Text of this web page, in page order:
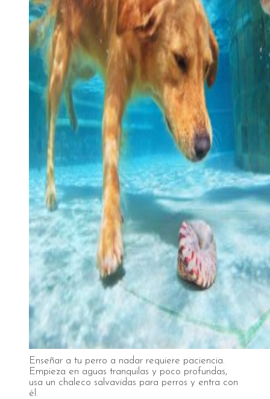
Enseñar a tu perro a nadar requiere paciencia.
Empieza en aguas tranquilas y poco profundas,
usa un chaleco salvavidas para perros y entra con
él.